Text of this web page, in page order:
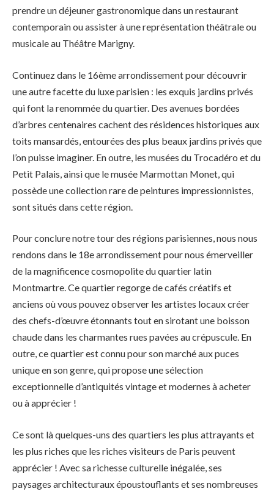
prendre un déjeuner gastronomique dans un restaurant
contemporain ou assister à une représentation théâtrale ou
musicale au Théâtre Marigny.
Continuez dans le 16ème arrondissement pour découvrir
une autre facette du luxe parisien : les exquis jardins privés
qui font la renommée du quartier. Des avenues bordées
d’arbres centenaires cachent des résidences historiques aux
toits mansardés, entourées des plus beaux jardins privés que
l’on puisse imaginer. En outre, les musées du Trocadéro et du
Petit Palais, ainsi que le musée Marmottan Monet, qui
possède une collection rare de peintures impressionnistes,
sont situés dans cette région.
Pour conclure notre tour des régions parisiennes, nous nous
rendons dans le 18e arrondissement pour nous émerveiller
de la magnificence cosmopolite du quartier latin
Montmartre. Ce quartier regorge de cafés créatifs et
anciens où vous pouvez observer les artistes locaux créer
des chefs-d’œuvre étonnants tout en sirotant une boisson
chaude dans les charmantes rues pavées au crépuscule. En
outre, ce quartier est connu pour son marché aux puces
unique en son genre, qui propose une sélection
exceptionnelle d’antiquités vintage et modernes à acheter
ou à apprécier !
Ce sont là quelques-uns des quartiers les plus attrayants et
les plus riches que les riches visiteurs de Paris peuvent
apprécier ! Avec sa richesse culturelle inégalée, ses
paysages architecturaux époustouflants et ses nombreuses